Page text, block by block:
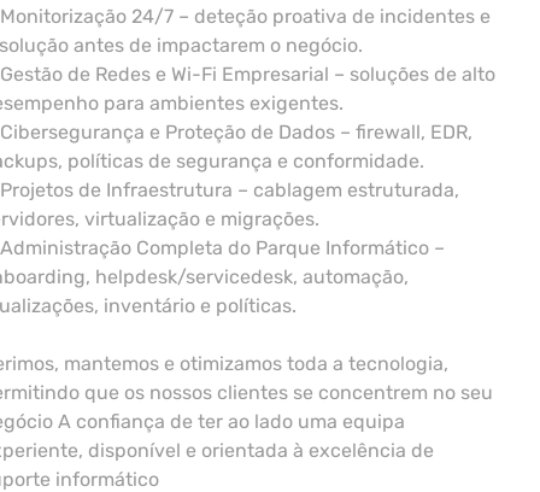
24/7 – deteção proativa de incidentes e
antes de impactarem o negócio.
de Redes e Wi-Fi Empresarial – soluções de alto
para ambientes exigentes.
e Proteção de Dados – firewall, EDR,
políticas de segurança e conformidade.
de Infraestrutura – cablagem estruturada,
virtualização e migrações.
Completa do Parque Informático –
helpdesk/servicedesk, automação,
inventário e políticas.
mantemos e otimizamos toda a tecnologia,
que os nossos clientes se concentrem no seu
A confiança de ter ao lado uma equipa
disponível e orientada à excelência de
informático